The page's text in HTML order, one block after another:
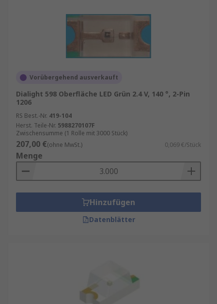
Vorübergehend ausverkauft
Dialight 598 Oberfläche LED Grün 2.4 V, 140 °, 2-Pin
1206
RS Best.-Nr. 419-104
Herst. Teile-Nr. 5988270107F
Zwischensumme (1 Rolle mit 3000 Stück)
207,00 €(ohne MwSt.) 0,069 €/Stück
Menge
Hinzufügen
Datenblätter